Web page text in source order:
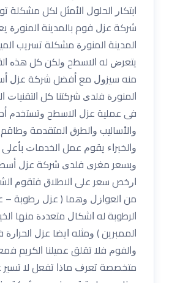
ﺍﺑﺘﻜﺎﺭ ﺍﻟﺤﻠﻮﻝ ﺍﻷﻣﺜﻞ ﻟﻜﻞ ﻣﺸﻜﻠﺔ
شرﻛﺔ ﻋﺰﻝ فوم ﺑﺎﻟﻤﺪﻳﻨﺔ
ﺍﻟﻤﺪﻳﻨﺔ ﺍﻟﻤﻨﻮﺭﺓ ﻣﺸﻜﻠﺔ ﺗﺴﺮﻳﺐ
ﻳﺘﻌﺮﺽ ﻟﻪ ﺍﻻﺳﻄﺢ ﻭﻟﻜﻦ ﻛﻞ ﻫﺬﻩ
ﻣﻨﻪ ﺳﻴﺰﻭﻝ ﻣﻊ ﺃﻓﻀﻞ ﺷﺮﻛﺔ ﻋﺰﻝ
ﺍﻟﻤﻨﻮﺭﺓ ﻓﻠﺪﻯ ﺷﺮﻛﺘﻨﺎ ﻛﻞ ﺍﻟﺘﻘﻨﻴﺎﺕ
ﻓﻰ ﻋﻤﻠﻴﺔ ﻋﺰﻝ ﺍﻻﺳﻄﺢ ﻭﺗﺴﺘﺨﺪﻡ
ﻭﺍﻷﺳﺎﻟﻴﺐ ﻭﺍﻟﻄﺮﻕ ﺍﻟﻤﺘﻘﺪﻣﺔ
ﻭﺍﻟﺨﺒﺮﺍﺀ ﻳﻘﻮﻡ ﻋﻤﻞ ﺍﻟﺨﺪﻣﺎﺕ
ﻭﺑﺴﻌﺮ ﻣﻐﺮﻯ ﻓﻠﺪﻯ ﺷﺮﻛﺔ ﻋﺰﻝ ﺃﺳﻄﺢ
ﺍﺭﺧﺺ ﺳﻌﺮ ﻋﻠﻰ ﺍﻻﻃﻼﻕ ﻓﺘﻘﻮﻡ
ﻣﻦ ﺍﻟﻌﻮﺍﺯﻝ ﻭﻫﻤﺎ ‏( ﻋﺰﻝ ﺭﻃﻮﺑﺔ –
ﺍﻟﺮﻃﻮﺑﺔ ﻟﻪ ﺍﺷﻜﺎﻝ ﻣﺘﻌﺪﺩﺓ ﻣﻨﻬﺎ
ﺍﻟﻤﻤﺒﺮﻳﻦ ‏) ﻭﻣﺜﻠﻪ ﺍﻳﻀﺎ ﻋﺰﻝ
ﻭﺍﻟﻔﻮﻡ ﻓﻼ ﺗﻘﻠﻖ ﻋﻤﻴﻠﻨﺎ ﺍﻟﻜﺮﻳﻢ
ﻣﺘﺨﺼﺼﺔ ﺗﻌﺮﻑ ﻣﺎﺫﺍ ﺗﻔﻌﻞ ﻻ ﺗﺴﻴﺮ